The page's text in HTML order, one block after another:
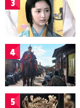
3
4
5